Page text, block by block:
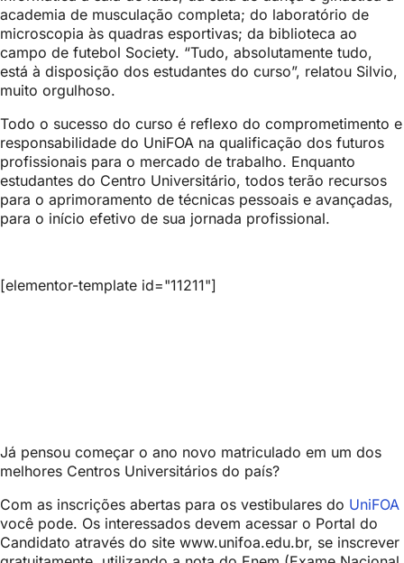
academia de musculação completa; do laboratório de
microscopia às quadras esportivas; da biblioteca ao
campo de futebol Society. “Tudo, absolutamente tudo,
está à disposição dos estudantes do curso”, relatou Silvio,
muito orgulhoso.
Todo o sucesso do curso é reflexo do comprometimento e
responsabilidade do UniFOA na qualificação dos futuros
profissionais para o mercado de trabalho. Enquanto
estudantes do Centro Universitário, todos terão recursos
para o aprimoramento de técnicas pessoais e avançadas,
para o início efetivo de sua jornada profissional.
[elementor-template id="11211"]
Já pensou começar o ano novo matriculado em um dos
melhores Centros Universitários do país?
Com as inscrições abertas para os vestibulares do UniFOA
você pode. Os interessados devem acessar o Portal do
Candidato através do site www.unifoa.edu.br, se inscrever